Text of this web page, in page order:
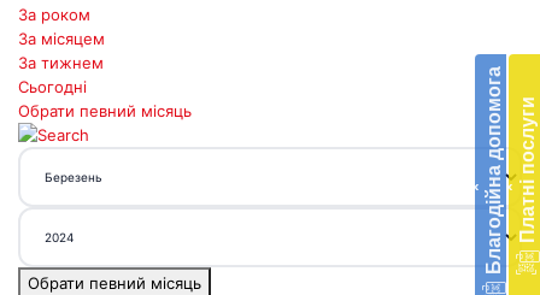
‹ Благодійна допомогав
‹ Платні послуги
За роком
За місяцем
За тижнем
Сьогодні
Обрати певний місяць
Обрати певний місяць